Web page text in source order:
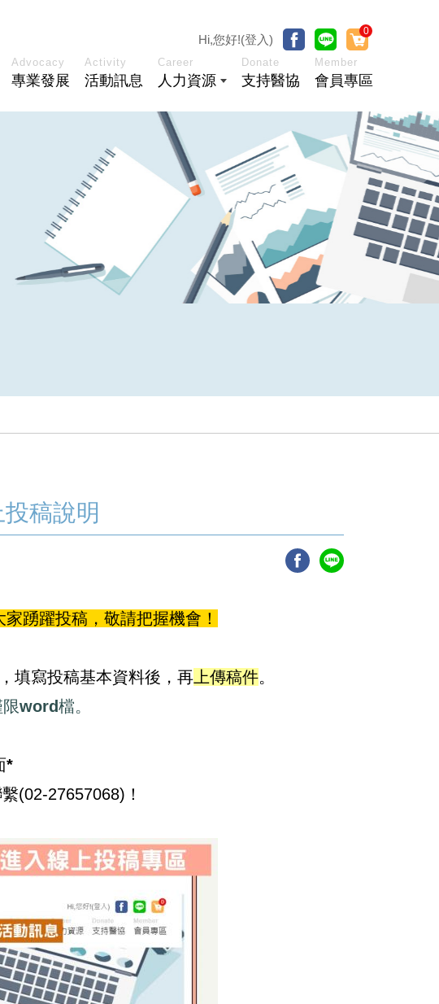
Advocacy
專業發展
Activity
活動訊息
Career
人力資源
Donate
支持醫協
Member
會員專區
Hi,您好!(登入)
0
稿說明
家踴躍投稿 ，敬請把握機會！
填寫投稿基本資料後，再 上傳稿件。
word檔。
*
(02-27657068)！